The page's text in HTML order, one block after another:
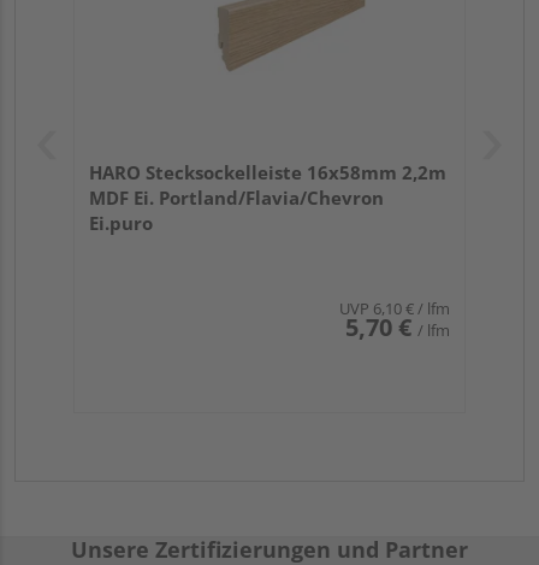
HARO Stecksockelleiste 16x58mm 2,2m
MDF Ei. Portland/Flavia/Chevron
Ei.puro
UVP 6,10 €/ lfm
5,70 € / lfm
Unsere Zertifizierungen und Partner